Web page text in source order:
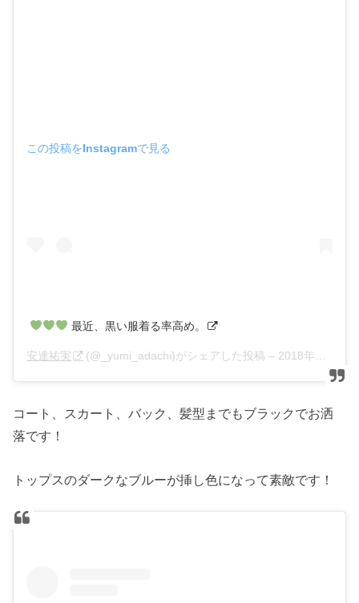
この投稿をInstagramで見る
最近、黒い服着る率高め。
安達祐実 (@_yumi_adachi)がシェアした投稿 – 2018年11月月13日午後5時28分PST
コート、スカート、バック、髪型までもブラックでお洒
落です！
トップスのダークなブルーが挿し色になって素敵です！